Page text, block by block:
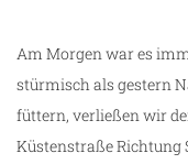
Am Morgen war es
stürmisch als gestern
füttern, verließen wir
Küstenstraße Richtung